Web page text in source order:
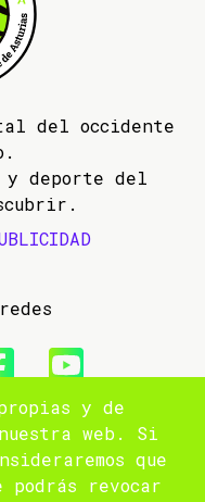
del occidente
deporte del
y de
web. Si
que
podrás revocar